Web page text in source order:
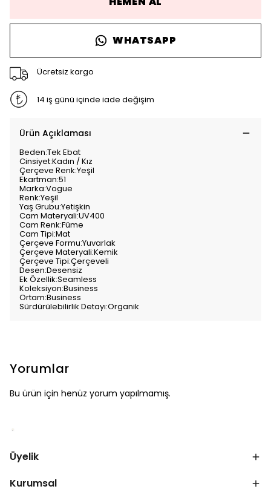
WHATSAPP
Ücretsiz kargo
14 iş günü içinde iade değişim
Ürün Açıklaması
Beden:Tek Ebat
Cinsiyet:Kadın / Kız
Çerçeve Renk:Yeşil
Ekartman:51
Marka:Vogue
Renk:Yeşil
Yaş Grubu:Yetişkin
Cam Materyali:UV400
Cam Renk:Füme
Cam Tipi:Mat
Çerçeve Formu:Yuvarlak
Çerçeve Materyali:Kemik
Çerçeve Tipi:Çerçeveli
Desen:Desensiz
Ek Özellik:Seamless
Koleksiyon:Business
Ortam:Business
Sürdürülebilirlik Detayı:Organik
Yorumlar
Bu ürün için henüz yorum yapılmamış.
Üyelik
Kurumsal